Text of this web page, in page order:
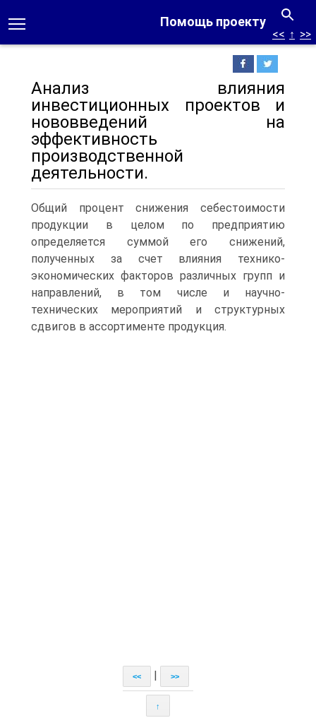
Помощь проекту
<< ↑ >>
Анализ влияния
инвестиционных проектов и
нововведений на
эффективность
производственной
деятельности.
Общий процент снижения себестоимости
продукции в целом по предприятию
определяется суммой его снижений,
полученных за счет влияния технико-
экономических факторов различных групп и
направлений, в том числе и научно-
технических мероприятий и структурных
сдвигов в ассортименте продукция.
<< >>
↑